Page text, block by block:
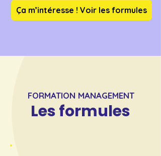
Ça m’intéresse ! Voir les formules
FORMATION MANAGEMENT
Les formules